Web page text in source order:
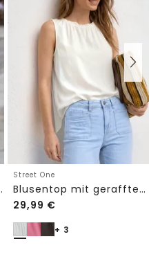
Spitze
Street One
Blusentop mit gerafftem Rundhals
29,99 €
+ 3